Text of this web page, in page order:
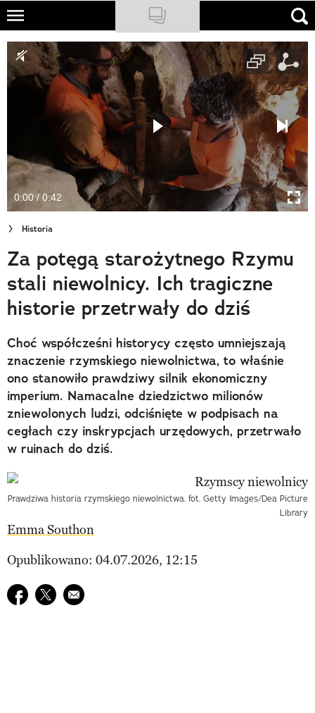
Skip
main
content
NATIONAL GEOGRAPHIC
TRAVELER
PODCASTY
Newsletter
Cuda Polski
Wielki Konkurs Fotograficzny
Trendbook Podróżniczy
Polecane
0:00 / 0:42
Historia
Za potęgą starożytnego Rzymu
stali niewolnicy. Ich tragiczne
historie przetrwały do dziś
Choć współcześni historycy często umniejszają
znaczenie rzymskiego niewolnictwa, to właśnie
ono stanowiło prawdziwy silnik ekonomiczny
imperium. Namacalne dziedzictwo milionów
zniewolonych ludzi, odciśnięte w podpisach na
cegłach czy inskrypcjach urzędowych, przetrwało
w ruinach do dziś.
Prawdziwa historia rzymskiego niewolnictwa. fot. Getty Images/Dea Picture
Library
Emma Southon
Opublikowano: 04.07.2026, 12:15
Udostępnij na facebook
Udostępnij na twitter
E-mail do przyjaciela